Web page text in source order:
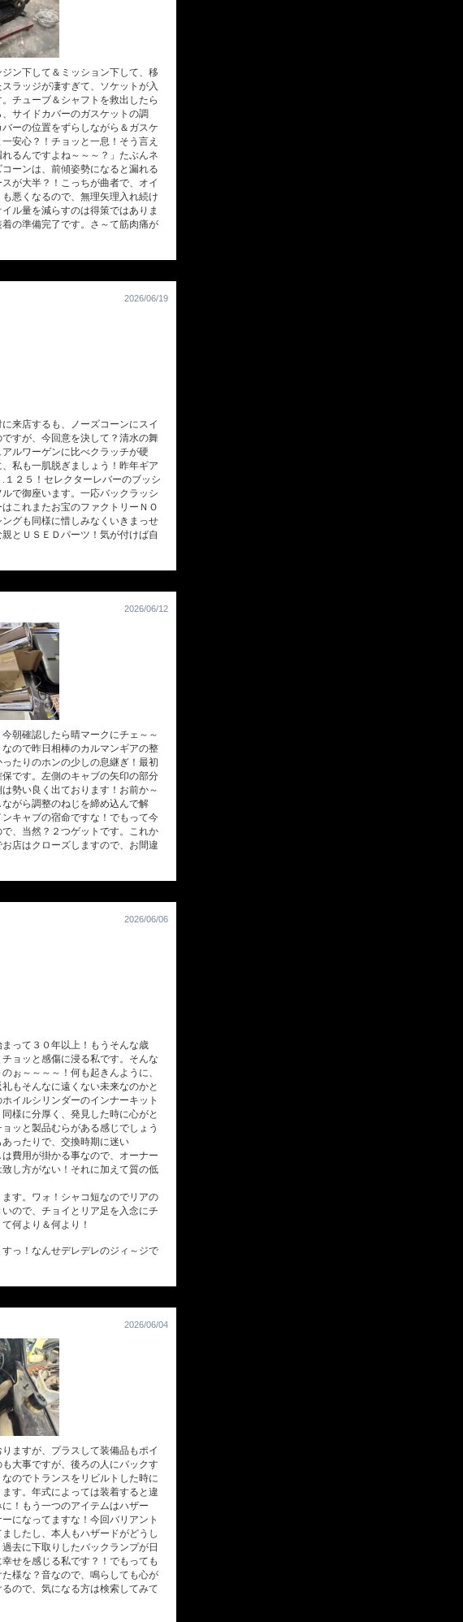
ン下して＆ミッション下して、移
ラッジが凄すぎて、ソケットが入
チューブ＆シャフトを救出したら
サイドカバーのガスケットの調
ーの位置をずらしながら＆ガスケ
安心？！チョッと一息！そう言え
るんですよね～～～？」たぶんネ
ーンは、前傾姿勢になると漏れる
が大半？！こっちが曲者で、オイ
悪くなるので、無理矢理入れ続け
ル量を減らすのは得策ではありま
の準備完了です。さ～て筋肉痛が
2026/06/19
来店するも、ノーズコーンにスイ
すが、今回意を決して？清水の舞
ルワーゲンに比べクラッチが硬
私も一肌脱ぎましょう！昨年ギア
２５！セレクターレバーのブッシ
で御座います。一応バックラッシ
これまたお宝のファクトリーＮＯ
グも同様に惜しみなくいきまっせ
とＵＳＥＤパーツ！気が付けば自
2026/06/12
朝確認したら晴マークにチェ～～
ので昨日相棒のカルマンギアの整
たりのホンの少しの息継ぎ！最初
です。左側のキャブの矢印の部分
勢い良く出ております！お前か～
がら調整のねじを締め込んで解
キャブの宿命ですな！でもって今
、当然？２つゲットです。これか
店はクローズしますので、お間違
2026/06/06
って３０年以上！もうそんな歳
ョッと感傷に浸る私です。そんな
ぉ～～～～！何も起きんように、
もそんなに遠くない未来なのかと
イルシリンダーのインナーキット
様に分厚く、発見した時に心がと
ッと製品むらがある感じでしょう
ったりで、交換時期に迷い
費用が掛かる事なので、オーナー
し方がない！それに加えて質の低
す。ワォ！シャコ短なのでリアの
ので、チョイとリア足を入念にチ
何より＆何より！
っ！なんせデレデレのジィ～ジで
2026/06/04
ますが、プラスして装備品もポイ
大事ですが、後ろの人にバックす
のでトランスをリビルトした時に
す。年式によっては装着すると違
！もう一つのアイテムはハザー
になってますな！今回バリアント
したし、本人もハザードがどうし
去に下取りしたバックランプが日
せを感じる私です？！でもっても
様な？音なので、鳴らしても心が
ので、気になる方は検索してみて